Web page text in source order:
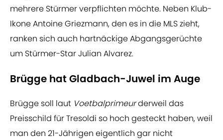
mehrere Stürmer verpflichten möchte. Neben Klub-
Ikone Antoine Griezmann, den es in die MLS zieht,
ranken sich auch hartnäckige Abgangsgerüchte
um Stürmer-Star Julian Alvarez.
Brügge hat Gladbach-Juwel im Auge
Brügge soll laut Voetbalprimeurderweil das
Preisschild für Tresoldi so hoch gesteckt haben, weil
man den 21-Jährigen eigentlich gar nicht